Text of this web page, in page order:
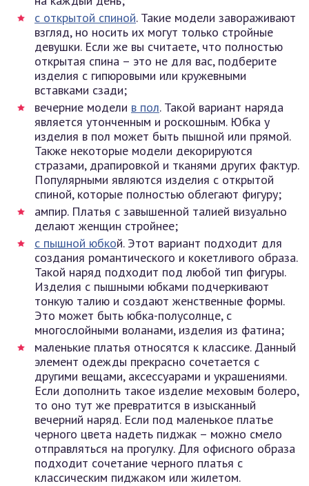
с открытой спиной. Такие модели завораживают
взгляд, но носить их могут только стройные
девушки. Если же вы считаете, что полностью
открытая спина – это не для вас, подберите
изделия с гипюровыми или кружевными
вставками сзади;
вечерние модели в пол. Такой вариант наряда
является утонченным и роскошным. Юбка у
изделия в пол может быть пышной или прямой.
Также некоторые модели декорируются
стразами, драпировкой и тканями других фактур.
Популярными являются изделия с открытой
спиной, которые полностью облегают фигуру;
ампир. Платья с завышенной талией визуально
делают женщин стройнее;
с пышной юбкой. Этот вариант подходит для
создания романтического и кокетливого образа.
Такой наряд подходит под любой тип фигуры.
Изделия с пышными юбками подчеркивают
тонкую талию и создают женственные формы.
Это может быть юбка-полусолнце, с
многослойными воланами, изделия из фатина;
маленькие платья относятся к классике. Данный
элемент одежды прекрасно сочетается с
другими вещами, аксессуарами и украшениями.
Если дополнить такое изделие меховым болеро,
то оно тут же превратится в изысканный
вечерний наряд. Если под маленькое платье
черного цвета надеть пиджак – можно смело
отправляться на прогулку. Для офисного образа
подходит сочетание черного платья с
классическим пиджаком или жилетом.